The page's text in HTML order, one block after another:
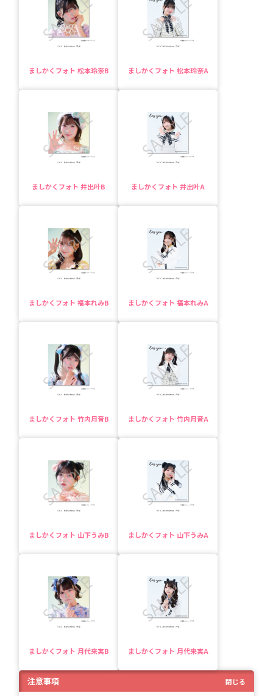
ましかくフォト 松本玲奈B ましかくフォト 松本玲奈A
ましかくフォト 井出叶B ましかくフォト 井出叶A
ましかくフォト 福本れみB ましかくフォト 福本れみA
ましかくフォト 竹内月音B ましかくフォト 竹内月音A
ましかくフォト 山下うみB ましかくフォト 山下うみA
ましかくフォト 月代来実B ましかくフォト 月代来実A
注意事項 閉じる